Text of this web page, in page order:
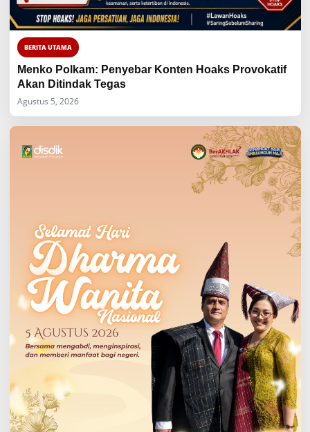
BERITA UTAMA
Menko Polkam: Penyebar Konten Hoaks Provokatif
Akan Ditindak Tegas
Agustus 5, 2026